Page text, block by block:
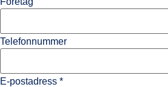
Telefonnummer
E-postadress *